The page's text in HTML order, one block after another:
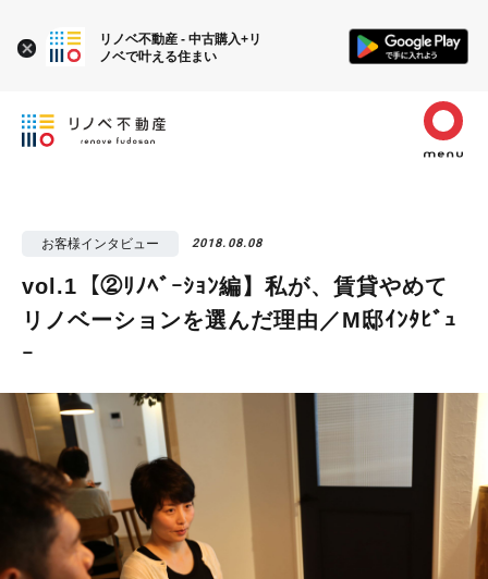
お客様インタビュー 2018.08.08
vol.1【②ﾘﾉﾍﾞｰｼｮﾝ編】私が、賃貸やめて
リノベーションを選んだ理由／M邸ｲﾝﾀﾋﾞｭ
ｰ
リノベ不動産 - 中古購入+リ
ノベで叶える住まい